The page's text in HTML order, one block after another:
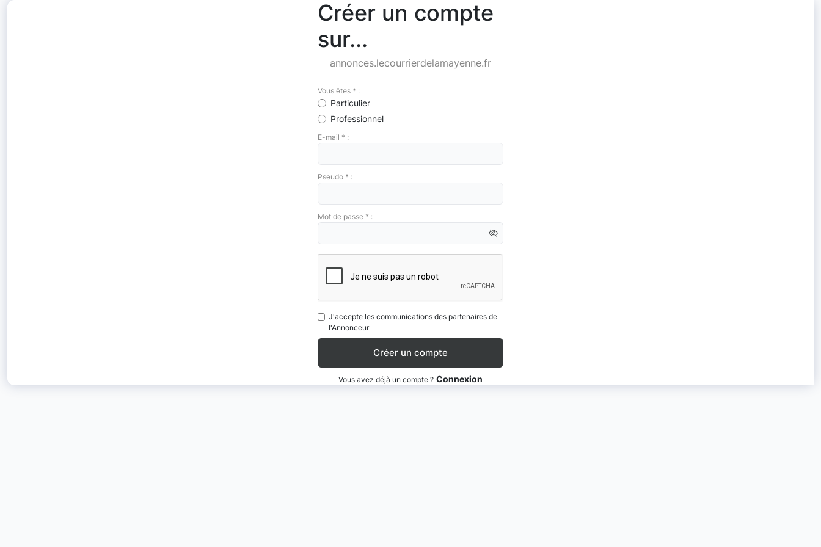
Créer un compte
sur...
annonces.lecourrierdelamayenne.fr
Vous êtes * :
Particulier
Professionnel
E-mail * :
Pseudo * :
Mot de passe * :
J'accepte les communications des partenaires de
l'Annonceur
Vous avez déjà un compte ? Connexion